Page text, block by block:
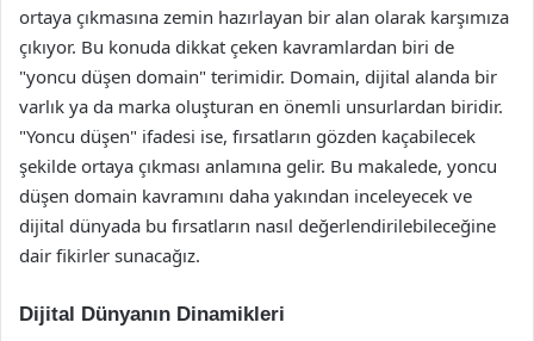
ortaya çıkmasına zemin hazırlayan bir alan olarak karşımıza
çıkıyor. Bu konuda dikkat çeken kavramlardan biri de
"yoncu düşen domain" terimidir. Domain, dijital alanda bir
varlık ya da marka oluşturan en önemli unsurlardan biridir.
"Yoncu düşen" ifadesi ise, fırsatların gözden kaçabilecek
şekilde ortaya çıkması anlamına gelir. Bu makalede, yoncu
düşen domain kavramını daha yakından inceleyecek ve
dijital dünyada bu fırsatların nasıl değerlendirilebileceğine
dair fikirler sunacağız.
Dijital Dünyanın Dinamikleri